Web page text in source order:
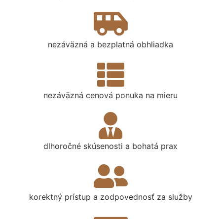
nezáväzná a bezplatná obhliadka
nezáväzná cenová ponuka na mieru
dlhoročné skúsenosti a bohatá prax
korektný prístup a zodpovednosť za služby